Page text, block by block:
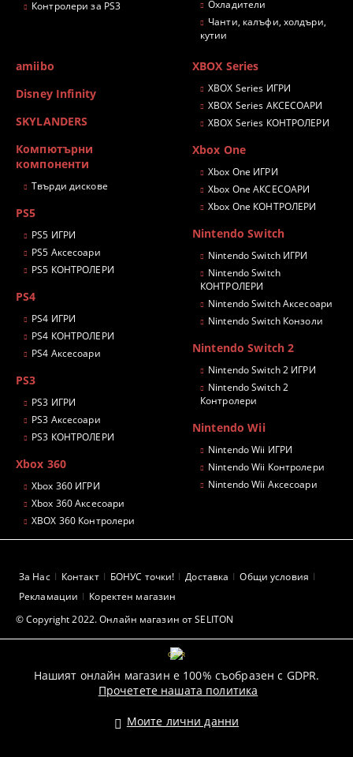
Контролери за PS3
Охладители
Чанти, калъфи, холдъри,
кутии
amiibo
Disney Infinity
SKYLANDERS
Компютърни
компоненти
Твърди дискове
PS5
PS5 ИГРИ
PS5 Аксесоари
PS5 КОНТРОЛЕРИ
PS4
PS4 ИГРИ
PS4 КОНТРОЛЕРИ
PS4 Аксесоари
PS3
PS3 ИГРИ
PS3 Аксесоари
PS3 КОНТРОЛЕРИ
Xbox 360
Xbox 360 ИГРИ
Xbox 360 Аксесоари
XBOX 360 Контролери
XBOX Series
XBOX Series ИГРИ
XBOX Series АКСЕСОАРИ
XBOX Series КОНТРОЛЕРИ
Xbox One
Xbox One ИГРИ
Xbox One АКСЕСОАРИ
Xbox One КОНТРОЛЕРИ
Nintendo Switch
Nintendo Switch ИГРИ
Nintendo Switch
КОНТРОЛЕРИ
Nintendo Switch Аксесоари
Nintendo Switch Конзоли
Nintendo Switch 2
Nintendo Switch 2 ИГРИ
Nintendo Switch 2
Контролери
Nintendo Wii
Nintendo Wii ИГРИ
Nintendo Wii Контролери
Nintendo Wii Аксесоари
© Copyright 2022. Онлайн магазин от SELITON
За Нас Контакт БОНУС точки! Доставка
Общи условия
Рекламации
Коректен магазин
GDPR
Нашият онлайн магазин е 100% съобразен с GDPR.
Прочетете нашата политика
Моите лични данни